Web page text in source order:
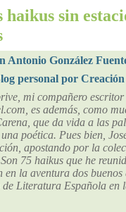
haikus sin
Antonio González
personal por Creación
mi compañero
es además, como
que da vida a las
poética. Pues bien,
apostando por la
75 haikus que he
en la aventura dos
Literatura Española